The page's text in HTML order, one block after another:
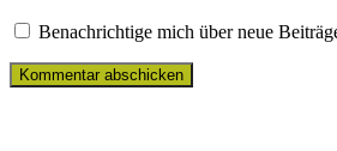
Benachrichtige mich über neue